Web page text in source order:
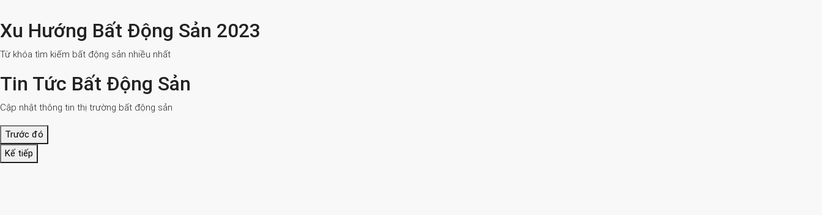
Xu Hướng Bất Động Sản 2023
Từ khóa tìm kiếm bất động sản nhiều nhất
Tin Tức Bất Động Sản
Cập nhật thông tin thị trường bất động sản
Trước đó
Kế tiếp